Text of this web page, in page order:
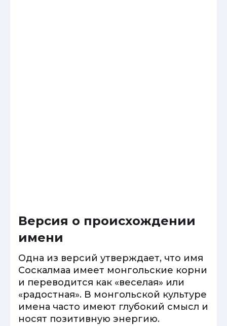
Версия о происхождении
имени
Одна из версий утверждает, что имя
Соскалмаа имеет монгольские корни
и переводится как «веселая» или
«радостная». В монгольской культуре
имена часто имеют глубокий смысл и
носят позитивную энергию.